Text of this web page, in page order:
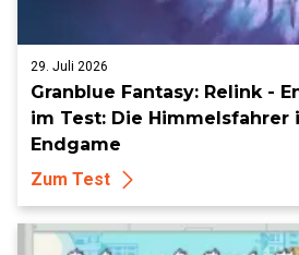
29. Juli 2026
Granblue Fantasy: Relink -
im Test: Die Himmelsfahrer
Endgame
Zum Test